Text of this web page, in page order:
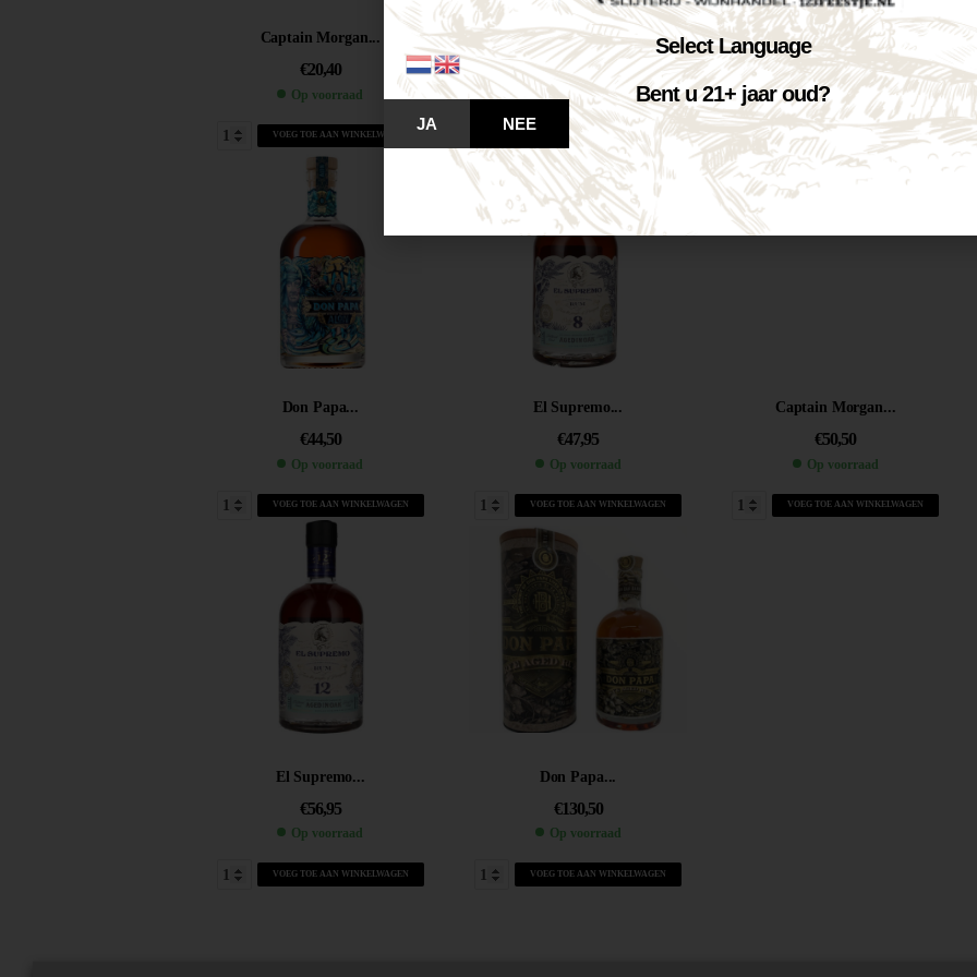
Captain Morgan...
€20,40
Op voorraad
VOEG TOE AAN WINKELWAGEN
Pott Rum...
€22,50
Op voorraad
VOEG TOE AAN WINKELWAGEN
Bredase Superior...
€35,99
Op voorraad
VOEG TOE AAN WINKELWAGEN
Don Papa...
€44,50
Op voorraad
VOEG TOE AAN WINKELWAGEN
El Supremo...
€47,95
Op voorraad
VOEG TOE AAN WINKELWAGEN
Captain Morgan...
€50,50
Op voorraad
VOEG TOE AAN WINKELWAGEN
El Supremo...
€56,95
Op voorraad
VOEG TOE AAN WINKELWAGEN
Don Papa...
€130,50
Op voorraad
VOEG TOE AAN WINKELWAGEN
Select Language
Bent u 21+ jaar oud?
JA NEE